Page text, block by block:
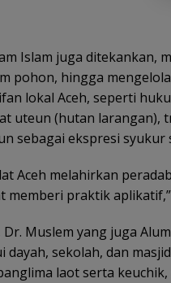
Islam juga ditekankan,
pohon, hingga
lokal Aceh, seperti
uteun (hutan larangan),
sebagai ekspresi syukur
Aceh melahirkan
memberi praktik
Muslem yang juga
dayah, sekolah, dan
laot serta